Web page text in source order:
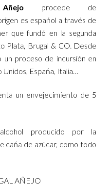
procede de
es espańol a través de
que fundó en la segunda
Plata, Brugal & CO. Desde
un proceso de incursión en
Espańa, Italia…
un envejecimiento de 5
producido por la
cańa de azúcar, como todo
AÑEJO